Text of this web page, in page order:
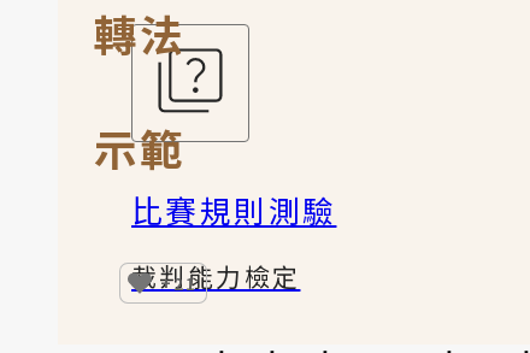
比賽規則測驗
裁判能力檢定
轉法
示範
+21